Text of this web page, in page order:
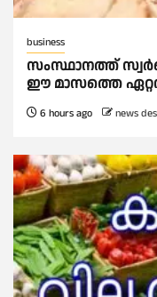
business
സംസ്ഥാനത്ത്
ഈ മാസത്തെ
6 hours ago news